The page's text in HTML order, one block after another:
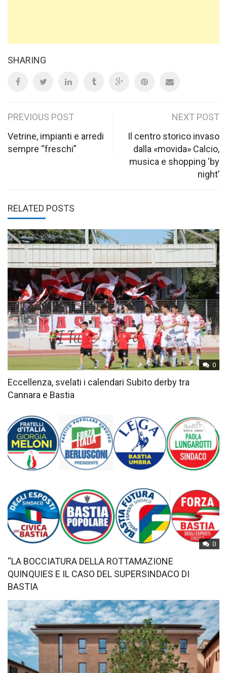
SHARING
Post
navigation
PREVIOUS POST
Vetrine, impianti e arredi
sempre “freschi”
NEXT POST
Il centro storico invaso
dalla «movida» Calcio,
musica e shopping ‘by
night’
RELATED POSTS
0
Eccellenza, svelati i calendari Subito derby tra
Cannara e Bastia
0
“LA BOCCIATURA DELLA ROTTAMAZIONE
QUINQUIES E IL CASO DEL SUPERSINDACO DI
BASTIA